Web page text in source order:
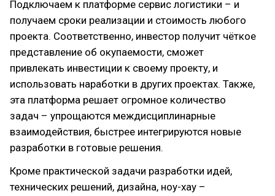
Подключаем к платформе сервис логистики – и
получаем сроки реализации и стоимость любого
проекта. Соответственно, инвестор получит чёткое
представление об окупаемости, сможет
привлекать инвестиции к своему проекту, и
использовать наработки в других проектах. Также,
эта платформа решает огромное количество
задач – упрощаются междисциплинарные
взаимодействия, быстрее интегрируются новые
разработки в готовые решения.
Кроме практической задачи разработки идей,
технических решений, дизайна, ноу-хау –